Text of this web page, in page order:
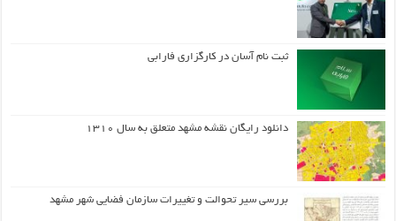
ثبت نام آسان در کارگزاری فارابی
دانلود رایگان نقشه مشهد متعلق به سال ۱۳۱۰
بررسی سیر تحوالت و تغییرات سازمان فضایی شهر مشهد